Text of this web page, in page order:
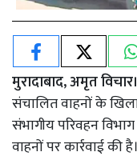
मुरादाबाद, अमृत विचार।
संचालित वाहनों के
संभागीय परिवहन
वाहनों पर कार्रवाई की है।